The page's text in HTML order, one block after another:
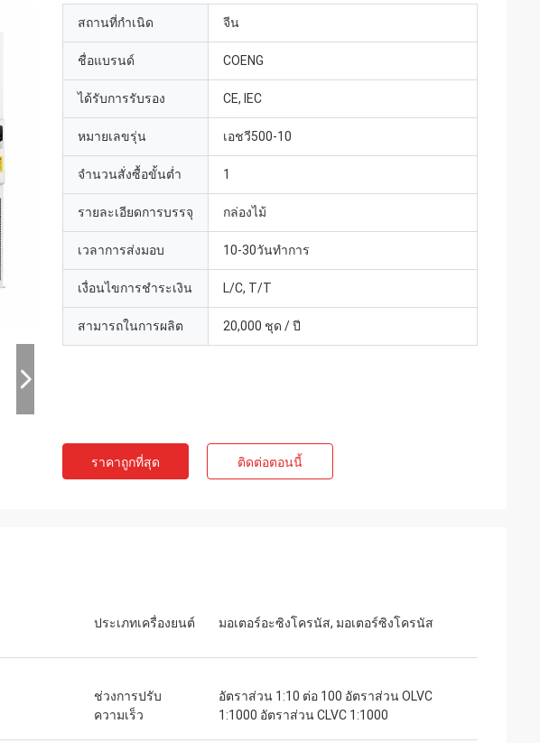
เหมาะอย่างยิ่งสำหรับการใช้งานเฉพาะทาง
เสถียรของมันช่วยขจัดปัญหาการสะดุดบ่อย
สถานที่กำเนิด จีน
ชื่อแบรนด์ COENG
ได้รับการรับรอง CE, IEC
หมายเลขรุ่น เอชวี500-10
จำนวนสั่งซื้อขั้นต่ำ 1
รายละเอียดการบรรจุ กล่องไม้
เวลาการส่งมอบ 10-30วันทำการ
เงื่อนไขการชำระเงิน L/C, T/T
สามารถในการผลิต 20,000 ชุด / ปี
ราคาถูกที่สุด ติดต่อตอนนี้
ประเภทเครื่องยนต์ มอเตอร์อะซิงโครนัส, มอเตอร์ซิงโครนัส
ช่วงการปรับ
ความเร็ว
อัตราส่วน 1:10 ต่อ 100 อัตราส่วน OLVC
1:1000 อัตราส่วน CLVC 1:1000